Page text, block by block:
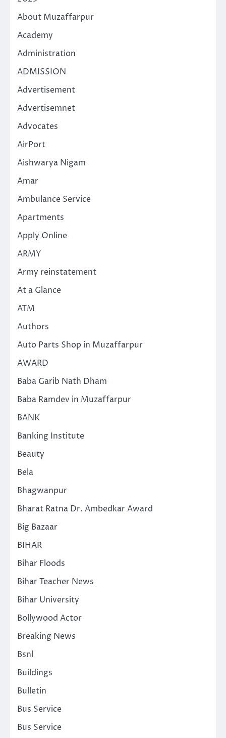
About Muzaffarpur
Academy
Administration
ADMISSION
Advertisement
Advertisemnet
Advocates
AirPort
Aishwarya Nigam
Amar
Ambulance Service
Apartments
Apply Online
ARMY
Army reinstatement
At a Glance
ATM
Authors
Auto Parts Shop in Muzaffarpur
AWARD
Baba Garib Nath Dham
Baba Ramdev in Muzaffarpur
BANK
Banking Institute
Beauty
Bela
Bhagwanpur
Bharat Ratna Dr. Ambedkar Award
Big Bazaar
BIHAR
Bihar Floods
Bihar Teacher News
Bihar University
Bollywood Actor
Breaking News
Bsnl
Buildings
Bulletin
Bus Service
Bus Service